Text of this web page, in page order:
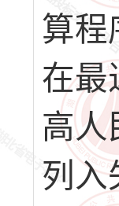
算程
在最
高人
列入